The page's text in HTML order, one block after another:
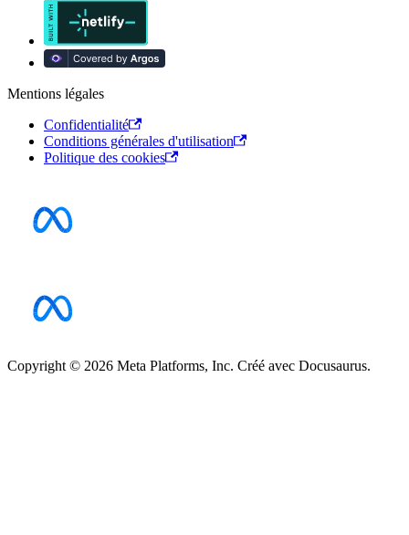
Mentions légales
Confidentialité
Conditions générales d'utilisation
Politique des cookies
Copyright © 2026 Meta Platforms, Inc. Créé avec Docusaurus.